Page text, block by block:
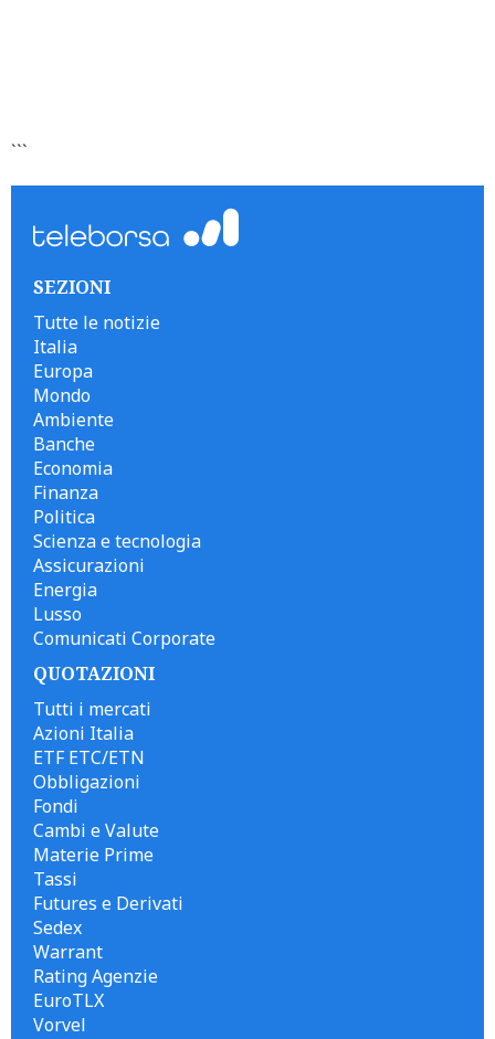
```
SEZIONI
Tutte le notizie
Italia
Europa
Mondo
Ambiente
Banche
Economia
Finanza
Politica
Scienza e tecnologia
Assicurazioni
Energia
Lusso
Comunicati Corporate
QUOTAZIONI
Tutti i mercati
Azioni Italia
ETF ETC/ETN
Obbligazioni
Fondi
Cambi e Valute
Materie Prime
Tassi
Futures e Derivati
Sedex
Warrant
Rating Agenzie
EuroTLX
Vorvel